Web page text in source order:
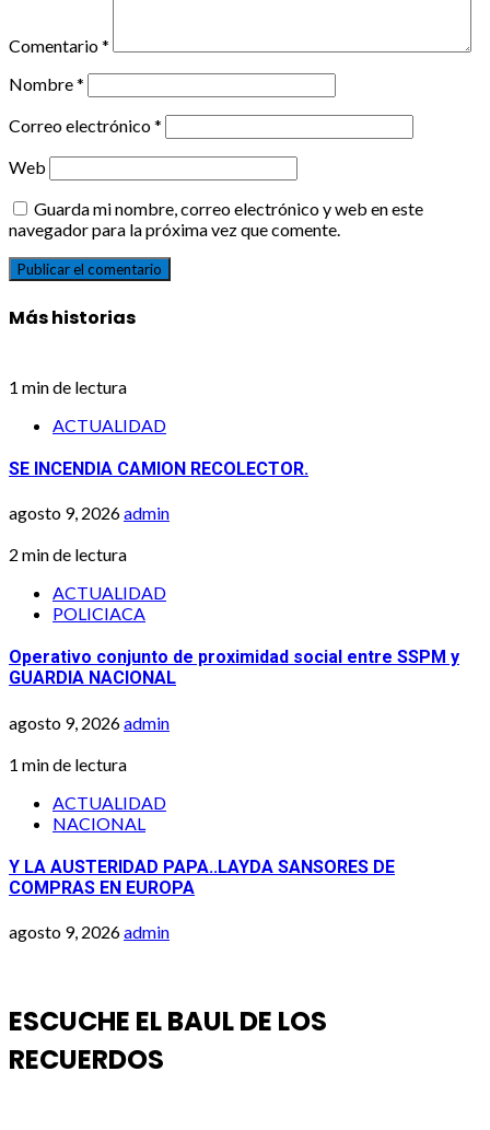
Comentario*
Nombre*
Correo electrónico*
Web
Guarda mi nombre, correo electrónico y web en este
navegador para la próxima vez que comente.
Más historias
1 min de lectura
ACTUALIDAD
SE INCENDIA CAMION RECOLECTOR.
agosto 9, 2026admin
2 min de lectura
ACTUALIDAD
POLICIACA
Operativo conjunto de proximidad social entre SSPM y
GUARDIA NACIONAL
agosto 9, 2026admin
1 min de lectura
ACTUALIDAD
NACIONAL
Y LA AUSTERIDAD PAPA..LAYDA SANSORES DE
COMPRAS EN EUROPA
agosto 9, 2026admin
ESCUCHE EL BAUL DE LOS
RECUERDOS